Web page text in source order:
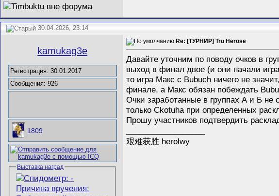
30.04.2026, 23:14
kamukag3e
Регистрация: 30.01.2017
Сообщения: 926
1809
Выставка наград
Re: [ТУРНИР] Tru Herose
Давайте уточним по поводу очков в
выход в финал двое (и они начали
то игра Макс с Bubuch ничего не
финале, а Макс обязан побеждать
Очки заработанные в группах А и Б не
только Ckotuha при определенных
Прошу участников подтвердить
艰难获胜 herolwy